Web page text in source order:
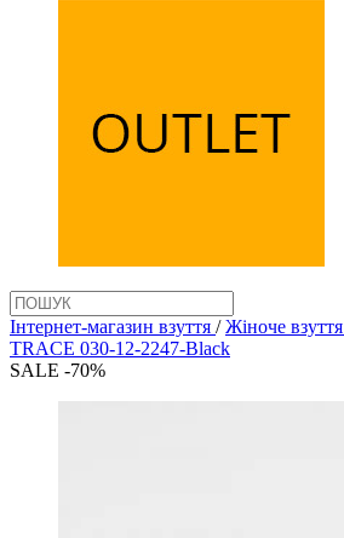
Інтернет-магазин взуття / Жіноче взуття
TRACE 030-12-2247-Black
SALE -70%